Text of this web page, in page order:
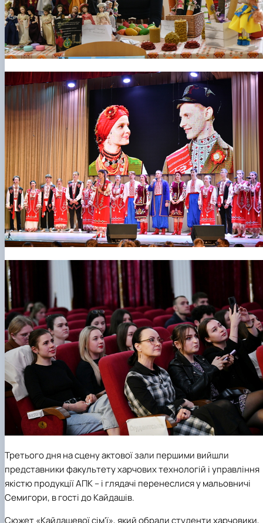
Третього дня на сцену актової зали першими вийшли
представники факультетухарчових технологій і управління
якістюпродукції АПК – і глядачі перенеслися у мальовничі
Семигори, в гості до Кайдашів.
Сюжет «Кайдашевої сім'ї», який обрали студенти харчовики,